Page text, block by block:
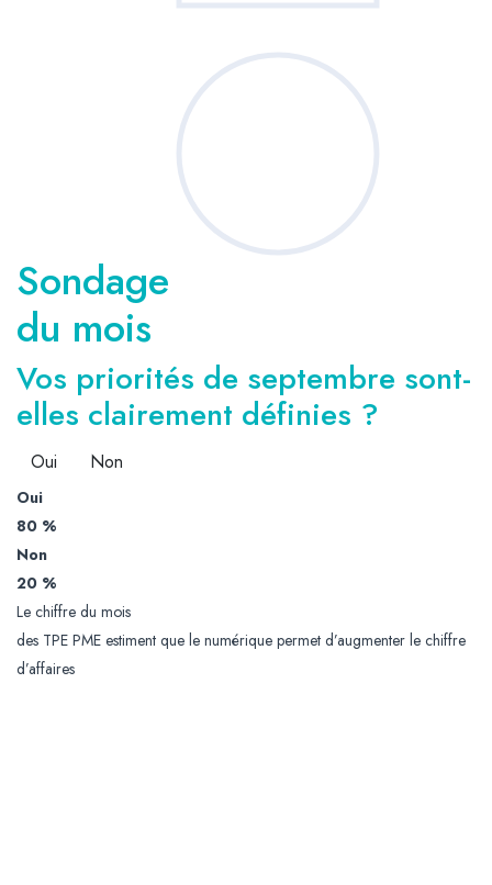
Sondage
du mois
Vos priorités de septembre sont-
elles clairement définies ?
Oui Non
Oui
80 %
Non
20 %
Le chiffre du mois
des TPE PME estiment que le numérique permet d’augmenter le chiffre
d’affaires